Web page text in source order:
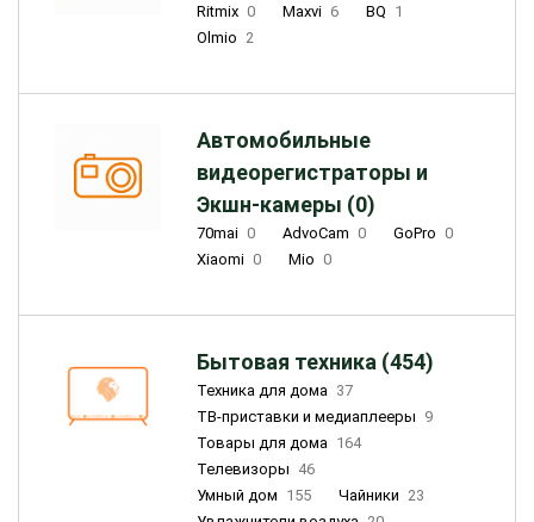
Ritmix 0 Maxvi 6 BQ 1
Olmio 2
Автомобильные
видеорегистраторы и
Экшн-камеры (0)
70mai 0 AdvoCam 0 GoPro 0
Xiaomi 0 Mio 0
Бытовая техника (454)
Техника для дома 37
ТВ-приставки и медиаплееры 9
Товары для дома 164
Телевизоры 46
Умный дом 155 Чайники 23